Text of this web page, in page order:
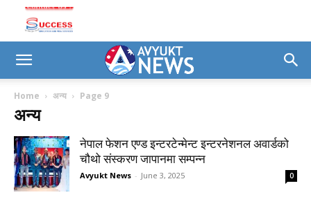
Home अन्य Page 9
अन्य
नेपाल फेशन एण्ड इन्टरटेन्मेन्ट इन्टरनेशनल अवार्डको
चौथो संस्करण जापानमा सम्पन्न
Avyukt News - June 3, 2025 0